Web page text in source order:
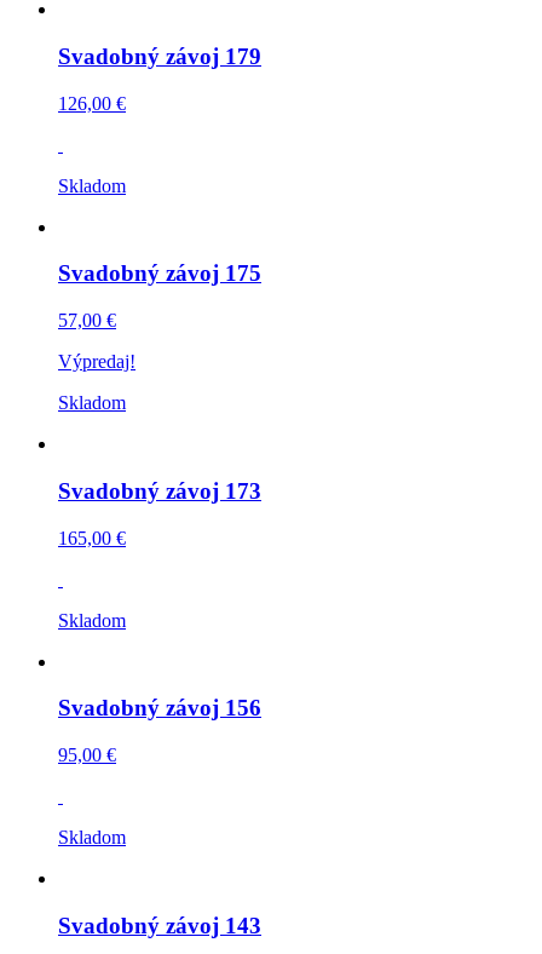
Svadobný závoj 179
126,00 €
Skladom
Svadobný závoj 175
57,00 €
Výpredaj!
Skladom
Svadobný závoj 173
165,00 €
Skladom
Svadobný závoj 156
95,00 €
Skladom
Svadobný závoj 143